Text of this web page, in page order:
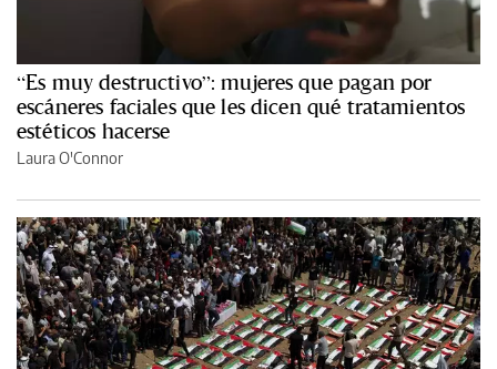
“Es muy destructivo”: mujeres que pagan por
escáneres faciales que les dicen qué tratamientos
estéticos hacerse
Laura O'Connor